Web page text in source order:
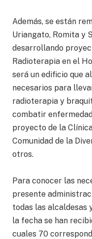
Además, se están
Uriangato, Romita y
desarrollando
Radioterapia en el
será un edificio que
necesarios para
radioterapia y
combatir
proyecto de la
Comunidad de la
otros.
Para conocer las
presente
todas las alcaldesas
la fecha se han
cuales 70